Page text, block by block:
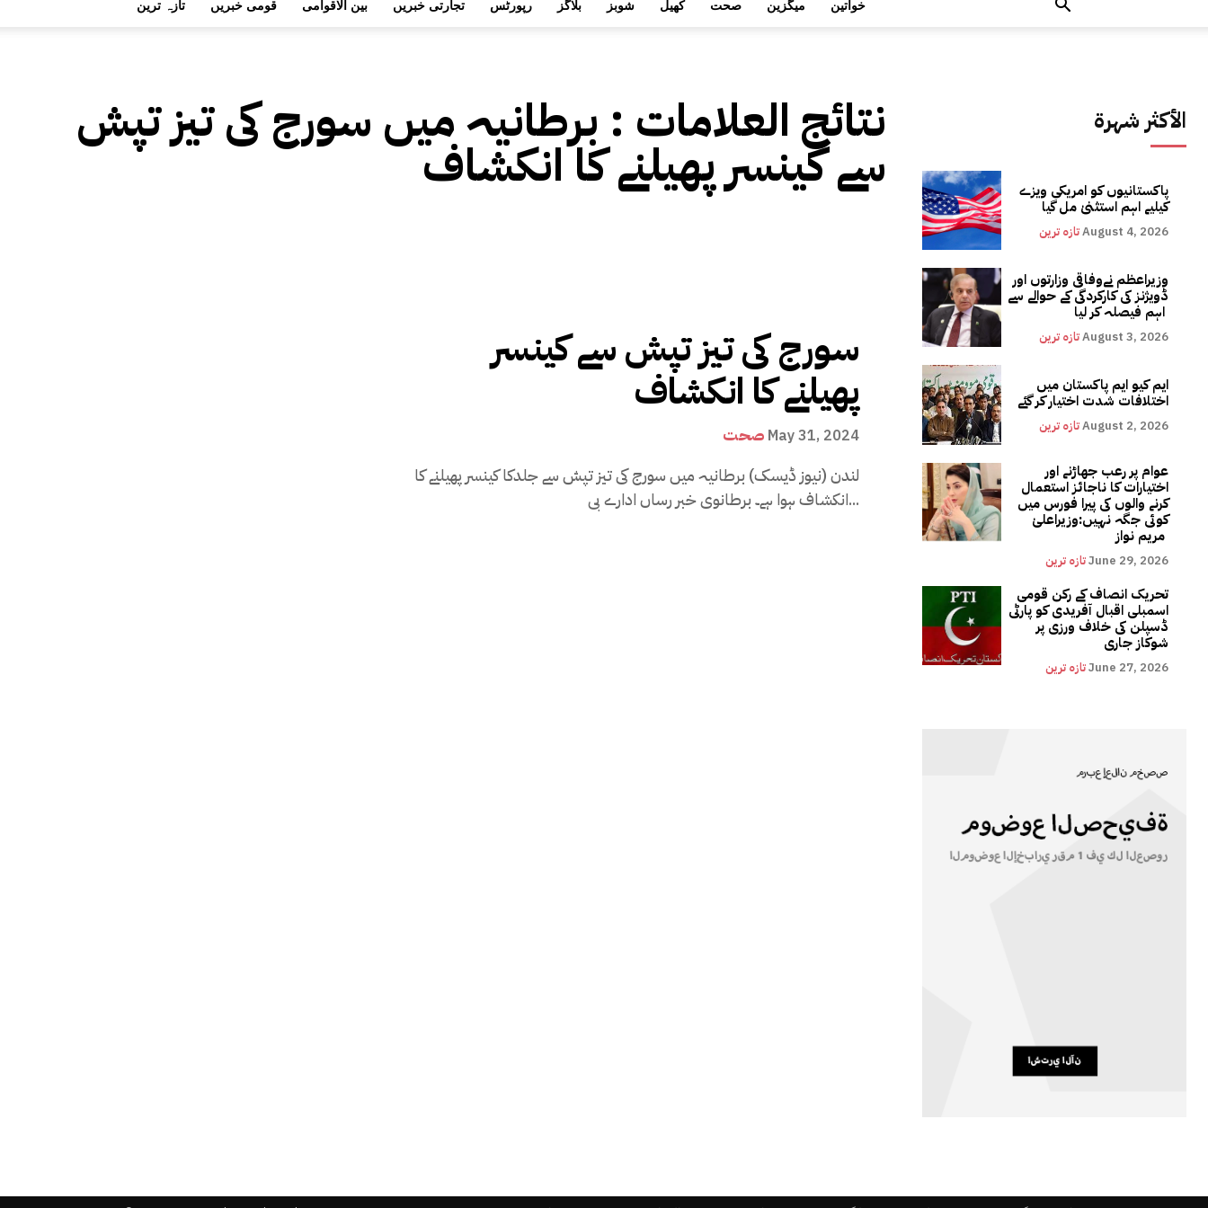
تازہ ترین قومی خبریں بین الاقوامی تجارتی خبریں رپورٹس بلاگز شوبز کھیل صحت میگزین خواتین
نتائج العلامات : برطانیہ میں سورج کی تیز تپش
سے کینسر پھیلنے کا انکشاف
سورج کی تیز تپش سے کینسر
پھیلنے کا انکشاف
صحت May 31, 2024
لندن (نیوز ڈیسک) برطانیہ میں سورج کی تیز تپش سے جلدکا کینسر پھیلنے کا
انکشاف ہوا ہے۔ برطانوی خبر رساں ادارے بی...
الأكثر شهرة
پاکستانیوں کو امریکی ویزے
کیلیے اہم استثنیٰ مل گیا
تازہ ترینAugust 4, 2026
وزیراعظم نےوفاقی وزارتوں اور
ڈویژنز کی کارکردگی کے حوالے سے
تازہ ترینAugust 3, 2026
ایم کیو ایم پاکستان میں
اختلافات شدت اختیار کر گئے
تازہ ترینAugust 2, 2026
عوام پر رعب جھاڑنے اور
اختیارات کا ناجائز استعمال
کرنے والوں کی پیرا فورس میں
کوئی جگہ نہیں:وزیراعلیٰ
تازہ ترینJune 29, 2026
تحریک انصاف کے رکن قومی
اسمبلی اقبال آفریدی کو پارٹی
ڈسپلن کی خلاف ورزی پر
شوکاز جاری
تازہ ترینJune 27, 2026